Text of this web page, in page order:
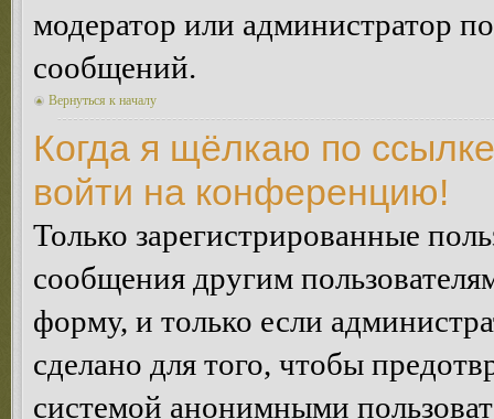
модератор или администратор
сообщений.
Вернуться к началу
Когда я щёлкаю по
войти на конференцию!
Только зарегистрированные
сообщения другим
форму, и только если
сделано для того, чтобы
системой анонимными